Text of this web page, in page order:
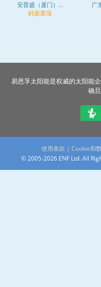
安普盛（厦门）...
斜面屋顶
广
易恩孚太阳能是权威的太阳能
确
使用条款 | Cookie和
© 2005-2026 ENF Ltd. All